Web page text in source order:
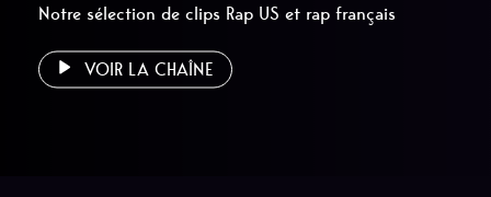
Notre sélection de clips Rap US et rap français
VOIR LA CHAÎNE